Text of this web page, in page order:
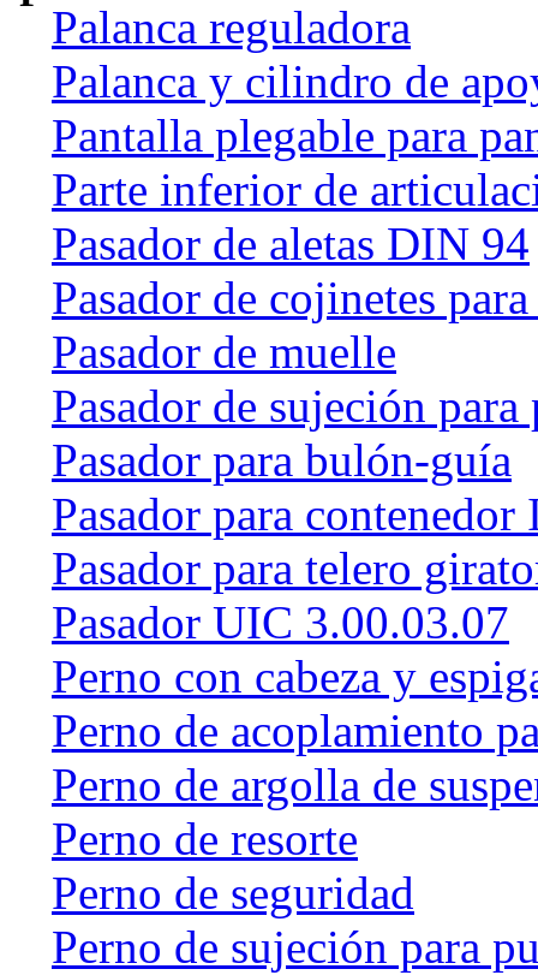
Palanca reguladora
Palanca y cilindro de
Pantalla plegable para
Parte inferior de
Pasador de aletas DIN 94
Pasador de cojinetes
Pasador de muelle
Pasador de sujeción para
Pasador para bulón-guía
Pasador para
Pasador para telero
Pasador UIC 3.00.03.07
Perno con cabeza y
Perno de acoplamiento
Perno de argolla de
Perno de resorte
Perno de seguridad
Perno de sujeción para